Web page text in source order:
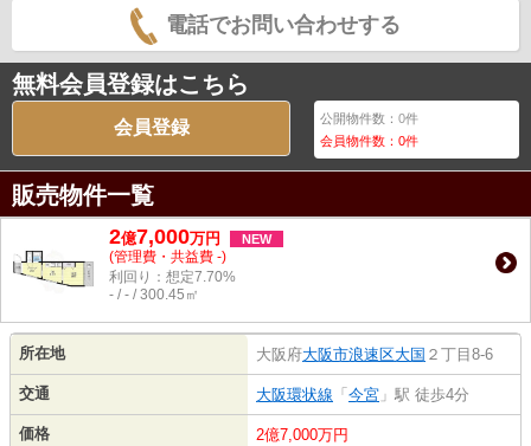
電話でお問い合わせする
無料会員登録はこちら
会員登録 公開物件数：0件
会員物件数：0件
販売物件一覧
2億7,000万円 NEW
(管理費・共益費 -)
利回り：想定7.70%
- / - / 300.45㎡
所在地 大阪府大阪市浪速区大国 ２丁目8-6
交通 大阪環状線 「 今宮 」駅 徒歩4分
価格 2億7,000万円